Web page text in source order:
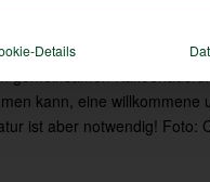
gemeinsamen
kann, eine willkommene
ist aber notwendig! Foto:
Details